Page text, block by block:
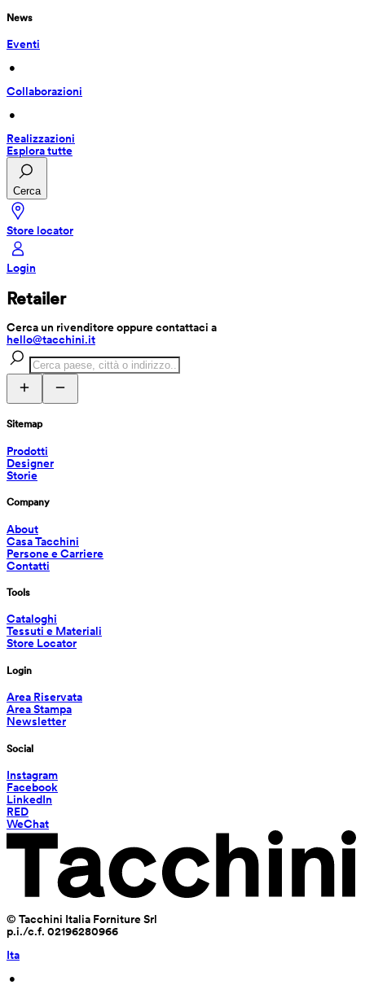
News
Eventi
•
Collaborazioni
•
Realizzazioni
Esplora tutte
Cerca
Store locator
Login
Retailer
Cerca un rivenditore oppure contattaci a
hello@tacchini.it
Sitemap
Prodotti
Designer
Storie
Company
About
Casa Tacchini
Persone e Carriere
Contatti
Tools
Cataloghi
Tessuti e Materiali
Store Locator
Login
Area Riservata
Area Stampa
Newsletter
Social
Instagram
Facebook
LinkedIn
RED
WeChat
© Tacchini Italia Forniture Srl
p.i./c.f. 02196280966
Ita
•